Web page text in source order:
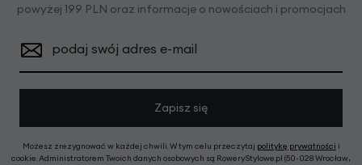
powyżej 199 PLN oraz informacje o nowościach i promocjach
podaj swój adres e-mail
Zapisz się
Możesz zrezygnować w każdej chwili. W tym celu przeczytaj politykę prywatności i
cookie. Administratorem Twoich danych osobowych są RoweryStylowe.pl (50-028 Wrocław,